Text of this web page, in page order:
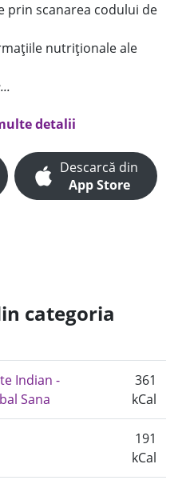
prin scanarea codului de
nutriționale ale
detalii
Descarcă din
App Store
categoria
Indian -
Sana
361
kCal
191
kCal